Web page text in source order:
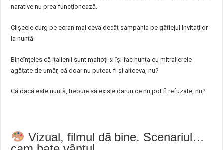
narative nu prea funcționează.
Clișeele curg pe ecran mai ceva decât șampania pe gâtlejul invitaților
la nuntă.
Bineînțeles că italienii sunt mafioți și își fac nunta cu mitralierele
agățate de umăr, că doar nu puteau fi și altceva, nu?
Că dacă este nuntă, trebuie să existe daruri ce nu pot fi refuzate, nu?
Vizual, filmul dă bine. Scenariul…